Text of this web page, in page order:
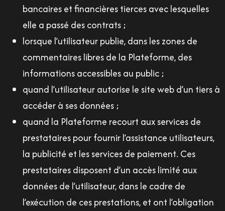
bancaires et financières tierces avec lesquelles
elle a passé des contrats ;
lorsque l’utilisateur publie, dans les zones de
commentaires libres de la Plateforme, des
informations accessibles au public ;
quand l’utilisateur autorise le site web d’un tiers à
accéder à ses données ;
quand la Plateforme recourt aux services de
prestataires pour fournir l’assistance utilisateurs,
la publicité et les services de paiement. Ces
prestataires disposent d’un accès limité aux
données de l’utilisateur, dans le cadre de
l’exécution de ces prestations, et ont l’obligation